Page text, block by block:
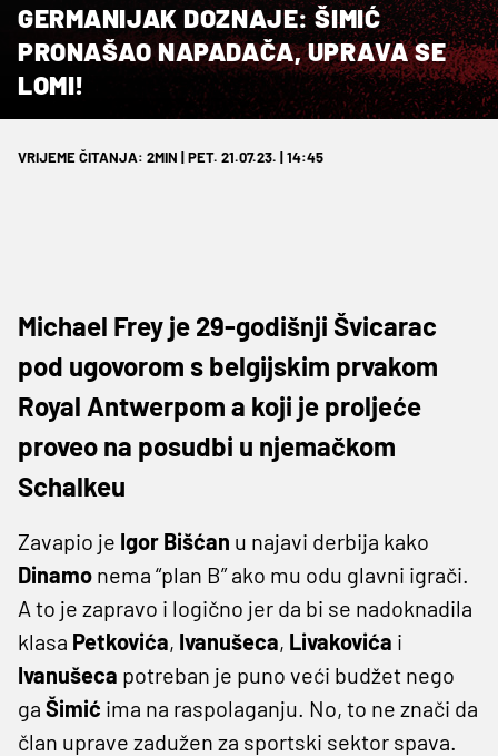
GERMANIJAK DOZNAJE: ŠIMIĆ
PRONAŠAO NAPADAČA, UPRAVA SE
LOMI!
VRIJEME ČITANJA: 2MIN | PET. 21.07.23. | 14:45
Michael Frey je 29-godišnji Švicarac
pod ugovorom s belgijskim prvakom
Royal Antwerpom a koji je proljeće
proveo na posudbi u njemačkom
Schalkeu
Zavapio je Igor Bišćan u najavi derbija kako
Dinamo nema “plan B” ako mu odu glavni igrači.
A to je zapravo i logično jer da bi se nadoknadila
klasa Petkovića, Ivanušeca, Livakovića i
Ivanušeca potreban je puno veći budžet nego
ga Šimić ima na raspolaganju. No, to ne znači da
član uprave zadužen za sportski sektor spava.